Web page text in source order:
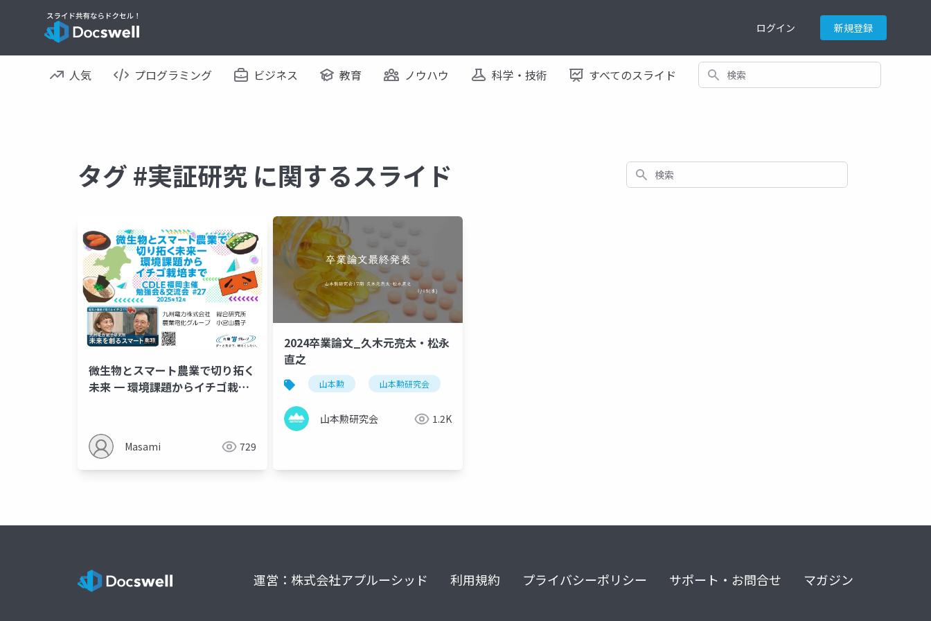
ログイン 新規登録
人気 プログラミング ビジネス 教育 ノウハウ 科学・技術 すべてのスライド 検索
タグ #実証研究 に関するスライド 検索
微生物とスマート農業で切り拓く
未来 一 環境課題からイチゴ栽培
Masami 729
2024卒業論文_久木元亮太・松永
直之
山本勲 山本勲研究会
山本勲研究会 1.2K
運営：株式会社アプルーシッド 利用規約 プライバシーポリシー サポート・お問合せ マガジン